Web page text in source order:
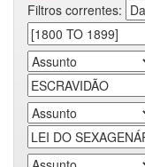
Filtros correntes: